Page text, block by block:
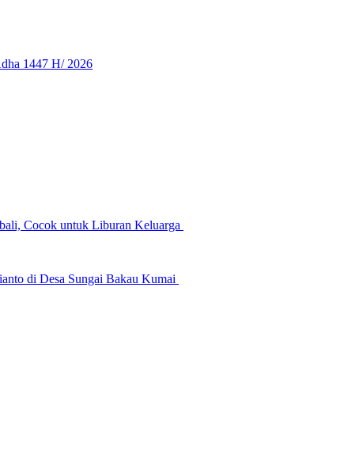
1447 H/ 2026
Cocok untuk Liburan Keluarga
di Desa Sungai Bakau Kumai